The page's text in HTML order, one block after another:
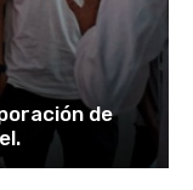
de